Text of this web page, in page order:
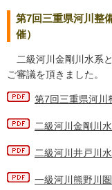
第7回三重県河川整
催）
二級河川金剛川水系
ご審議を頂きました。
第7回三重県河川
二級河川金剛川
二級河川井戸川
一級河川熊野川